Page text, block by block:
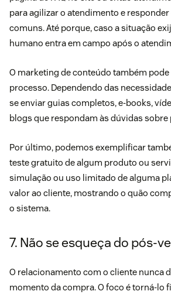
para agilizar o atendimento e
comuns. Até porque, caso a situação
humano entra em campo após o
O marketing de conteúdo também
processo. Dependendo das
se enviar guias completos, e-books,
blogs que respondam às dúvidas
Por último, podemos exemplificar
teste gratuito de algum produto ou
simulação ou uso limitado de alguma
valor ao cliente, mostrando o quão
o sistema.
7. Não se esqueça do pós-
O relacionamento com o cliente nunca
momento da compra. O foco é torná-lo